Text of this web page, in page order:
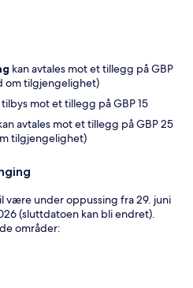
kan avtales mot et tillegg på GBP
om tilgjengelighet)
tilbys mot et tillegg på GBP 15
avtales mot et tillegg på GBP 25
tilgjengelighet)
være under oppussing fra 29. juni
(sluttdatoen kan bli endret).
områder: